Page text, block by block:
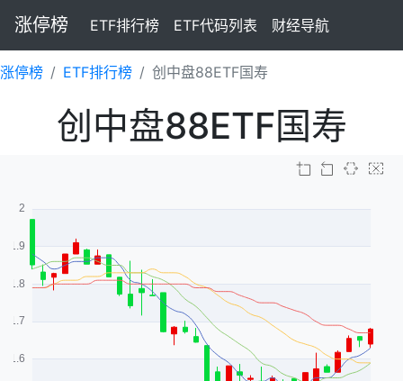
涨停榜 ETF排行榜 ETF代码列表 财经导航
涨停榜 ETF排行榜 创中盘88ETF国寿
创中盘88ETF国寿